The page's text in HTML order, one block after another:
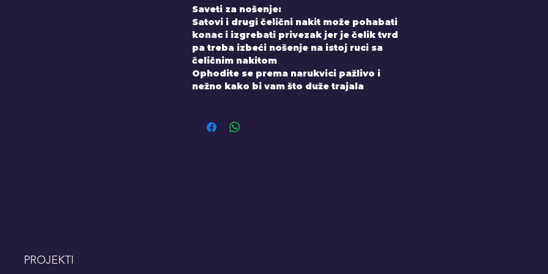
Saveti za nošenje:
Satovi i drugi čelični nakit može pohabati
konac i izgrebati privezak jer je čelik tvrd
pa treba izbeći nošenje na istoj ruci sa
čeličnim nakitom
Ophodite se prema narukvici pažlivo i
nežno kako bi vam što duže trajala
PROJEKTI